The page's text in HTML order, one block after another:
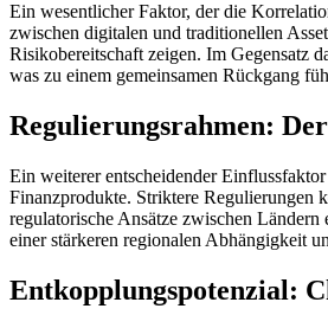
Ein wesentlicher Faktor, der die
zwischen digitalen und traditionellen
Risikobereitschaft zeigen. Im Gegensatz
was zu einem gemeinsamen Rückgang
Regulierungsrahmen:
Ein weiterer entscheidender
Finanzprodukte. Striktere Regulierungen
regulatorische Ansätze zwischen
einer stärkeren regionalen Abhängigkeit
Entkopplungspotenzial: